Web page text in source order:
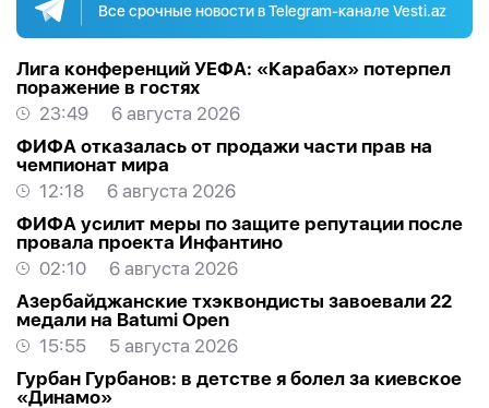
Все срочные новости в Telegram-канале Vesti.az
Лига конференций УЕФА: «Карабах» потерпел
поражение в гостях
23:49
6 августа 2026
ФИФА отказалась от продажи части прав на
чемпионат мира
12:18
6 августа 2026
ФИФА усилит меры по защите репутации после
провала проекта Инфантино
02:10
6 августа 2026
Азербайджанские тхэквондисты завоевали 22
медали на Batumi Open
15:55
5 августа 2026
Гурбан Гурбанов: в детстве я болел за киевское
«Динамо»